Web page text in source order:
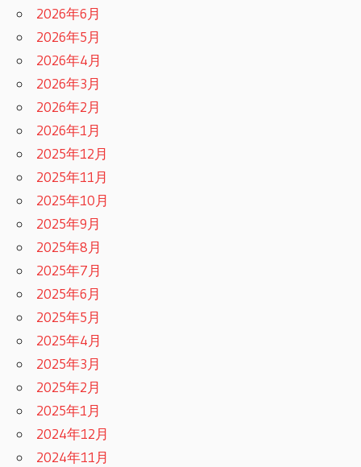
2026年6月
2026年5月
2026年4月
2026年3月
2026年2月
2026年1月
2025年12月
2025年11月
2025年10月
2025年9月
2025年8月
2025年7月
2025年6月
2025年5月
2025年4月
2025年3月
2025年2月
2025年1月
2024年12月
2024年11月